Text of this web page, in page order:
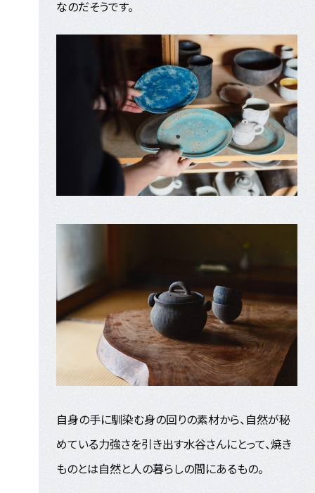
なのだそうです。
自身の手に馴染む身の回りの素材から、自然が秘
めている力強さを引き出す水谷さんにとって、焼き
ものとは自然と人の暮らしの間にあるもの。